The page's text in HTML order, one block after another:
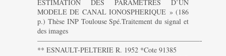
ESTIMATION DES PARAMETRES D’UN
MODELE DE CANAL IONOSPHERIQUE » (186
p.) Thèse INP Toulouse Spé.Traitement du signal et
des images
———————————————————————-
** ESNAULT-PELTERIE R. 1952 *Cote 91385